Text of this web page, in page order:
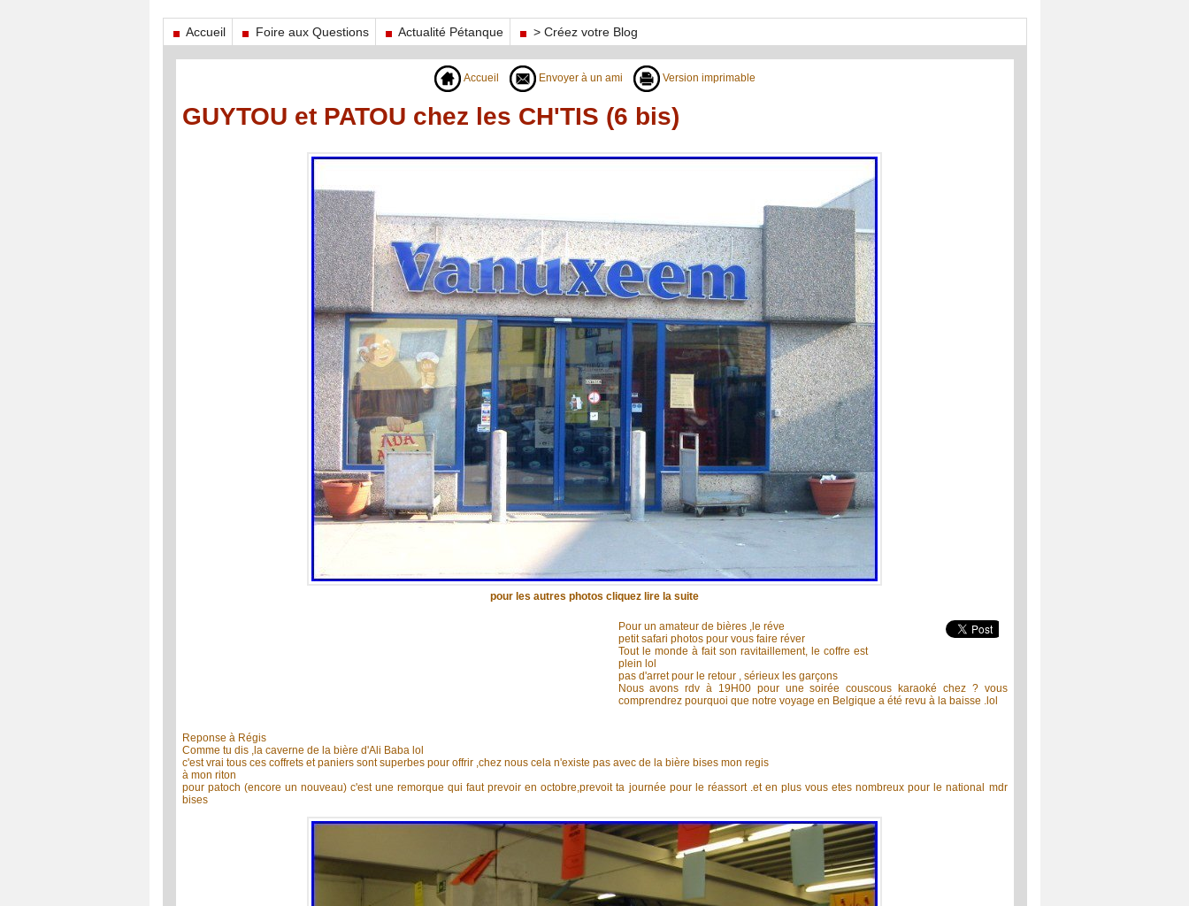
Accueil Foire aux Questions Actualité Pétanque > Créez votre Blog
Accueil Envoyer à un ami Version imprimable
GUYTOU et PATOU chez les CH'TIS (6 bis)
pour les autres photos cliquez lire la suite
Pour un amateur de bières ,le réve
petit safari photos pour vous faire réver
Tout le monde à fait son ravitaillement, le coffre est
plein lol
pas d'arret pour le retour , sérieux les garçons
Nous avons rdv à 19H00 pour une soirée couscous karaoké chez ? vous
comprendrez pourquoi que notre voyage en Belgique a été revu à la baisse .lol
Reponse à Régis
Comme tu dis ,la caverne de la bière d'Ali Baba lol
c'est vrai tous ces coffrets et paniers sont superbes pour offrir ,chez nous cela n'existe pas avec de la bière bises mon regis
à mon riton
pour patoch (encore un nouveau) c'est une remorque qui faut prevoir en octobre,prevoit ta journée pour le réassort .et en plus vous etes nombreux pour le national mdr
bises